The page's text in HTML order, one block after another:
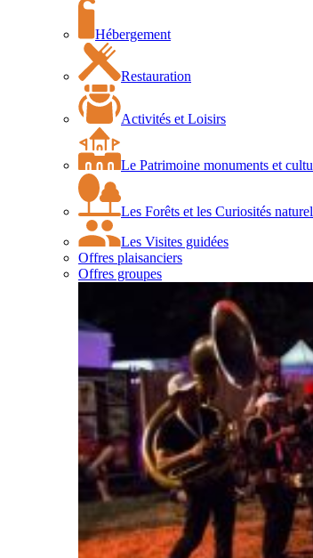
Hébergement
Restauration
Activités et Loisirs
Le Patrimoine monuments et
Les Forêts et les Curiosités
Les Visites guidées
Offres plaisanciers
Offres groupes